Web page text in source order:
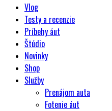
Vlog
Testy a recenzie
Príbehy áut
Štúdio
Novinky
Shop
Služby
Prenájom auta
Fotenie áut